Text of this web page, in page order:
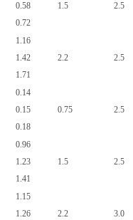
0.58
0.72
1.5 2.5
1.16
1.42
1.71
2.2 2.5
0.14
0.15
0.18
0.75 2.5
0.96
1.23
1.41
1.5 2.5
1.15
1.26
2.2 3.0